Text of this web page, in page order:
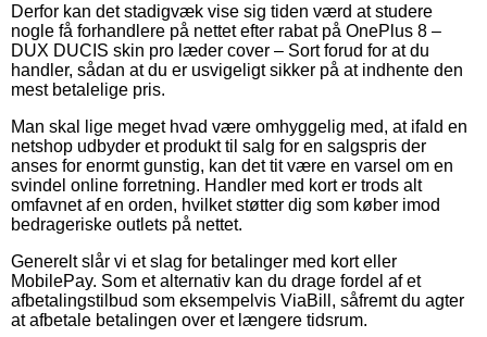
Derfor kan det stadigvæk vise sig tiden værd at studere
nogle få forhandlere på nettet efter rabat på OnePlus 8 –
DUX DUCIS skin pro læder cover – Sort forud for at du
handler, sådan at du er usvigeligt sikker på at indhente den
mest betalelige pris.
Man skal lige meget hvad være omhyggelig med, at ifald en
netshop udbyder et produkt til salg for en salgspris der
anses for enormt gunstig, kan det tit være en varsel om en
svindel online forretning. Handler med kort er trods alt
omfavnet af en orden, hvilket støtter dig som køber imod
bedrageriske outlets på nettet.
Generelt slår vi et slag for betalinger med kort eller
MobilePay. Som et alternativ kan du drage fordel af et
afbetalingstilbud som eksempelvis ViaBill, såfremt du agter
at afbetale betalingen over et længere tidsrum.